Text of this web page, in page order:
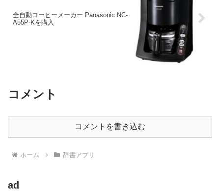
全自動コーヒーメーカー Panasonic NC-
A55P-Kを購入
コメント
コメントを書き込む
ホーム 辞書アプリ
ad